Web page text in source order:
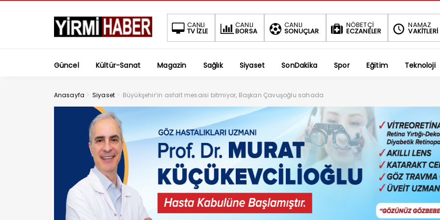
CANLI
TV İZLE
CANLI
BORSA
CANLI
SONUÇLAR
NÖBETÇİ
ECZANELER
NAMAZ
VAKİTLERİ
BIST
-1.02% 1.696,53
DOLAR
% 47,5859
EURO
% 55,0812
Güncel Kültür-Sanat Magazin Sağlık Siyaset SonDakika Spor Eğitim Teknoloji
Anasayfa > Siyaset > Büyükşehir’in asfalt mesaisi bitmiyor, Başkan Çavuşoğlu sahada